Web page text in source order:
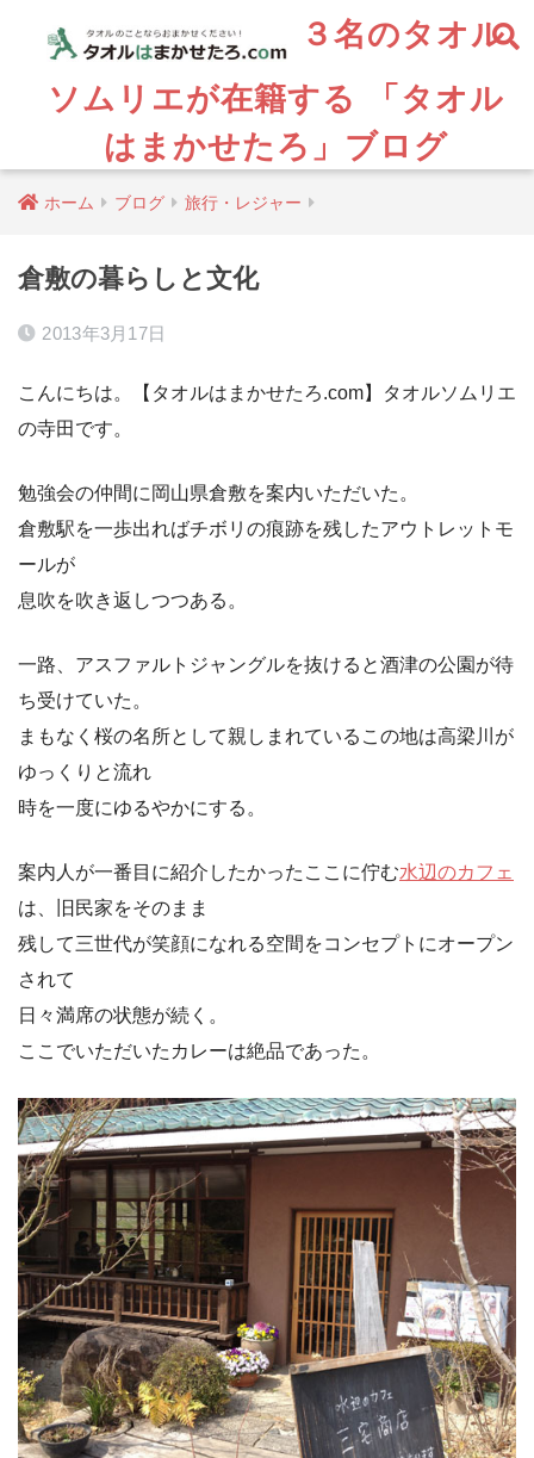
３名のタオル
ソムリエが在籍する 「タオル
はまかせたろ」ブログ
ホーム ブログ 旅行・レジャー
倉敷の暮らしと文化
2013年3月17日
こんにちは。【タオルはまかせたろ.com】タオルソムリエ
の寺田です。
勉強会の仲間に岡山県倉敷を案内いただいた。
倉敷駅を一歩出ればチボリの痕跡を残したアウトレットモ
ールが
息吹を吹き返しつつある。
一路、アスファルトジャングルを抜けると酒津の公園が待
ち受けていた。
まもなく桜の名所として親しまれているこの地は高梁川が
ゆっくりと流れ
時を一度にゆるやかにする。
案内人が一番目に紹介したかったここに佇む水辺のカフェ
は、旧民家をそのまま
残して三世代が笑顔になれる空間をコンセプトにオープン
されて
日々満席の状態が続く。
ここでいただいたカレーは絶品であった。